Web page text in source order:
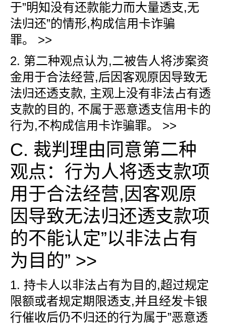
于”明知没有还款能力而大量透支,无
法归还”的情形,构成信用卡诈骗
罪。 >>
2. 第二种观点认为,二被告人将涉案资
金用于合法经营,后因客观原因导致无
法归还透支款, 主观上没有非法占有透
支款的目的, 不属于恶意透支信用卡的
行为,不构成信用卡诈骗罪。 >>
C. 裁判理由同意第二种
观点：行为人将透支款项
用于合法经营,因客观原
因导致无法归还透支款项
的不能认定”以非法占有
为目的” >>
1. 持卡人以非法占有为目的,超过规定
限额或者规定期限透支,并且经发卡银
行催收后仍不归还的行为属于”恶意透